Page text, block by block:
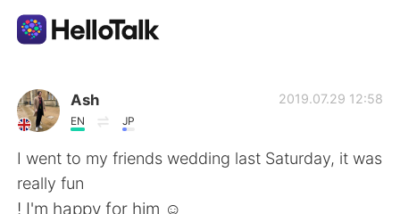
Aplicación de intercambio de idiomas
AI Grammar Checker
Español
Ash
EN JP
2019.07.29 12:58
I went to my friends wedding last Saturday, it was
really fun
! I'm happy for him ☺️